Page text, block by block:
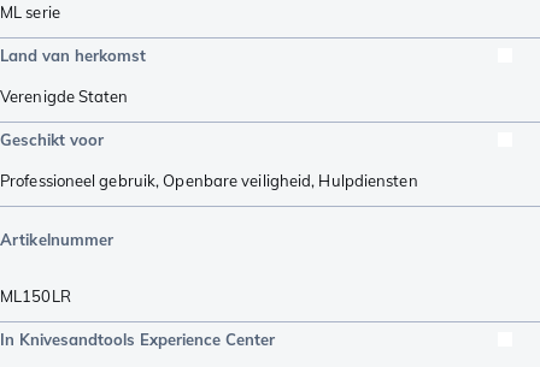
ML serie
Land van herkomst
Verenigde Staten
Geschikt voor
Professioneel gebruik,Openbare veiligheid, Hulpdiensten
Artikelnummer
ML150LR
In Knivesandtools Experience Center